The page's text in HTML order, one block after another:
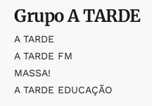
GrupoA TARDE
A TARDE
A TARDE FM
MASSA!
A TARDE EDUCAÇÃO